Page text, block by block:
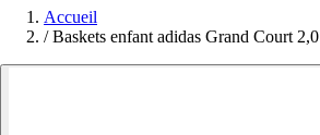
Accueil
/ Baskets enfant adidas Grand Court 2,0